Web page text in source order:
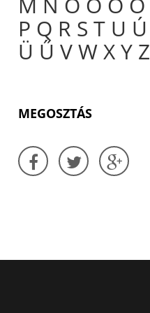
P Q R S T U Ú
Ü Ű VWXY Z
MEGOSZTÁS